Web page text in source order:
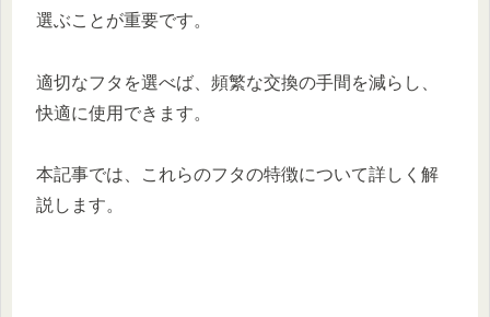
選ぶことが重要です。
適切なフタを選べば、頻繁な交換の手間を減らし、
快適に使用できます。
本記事では、これらのフタの特徴について詳しく解
説します。